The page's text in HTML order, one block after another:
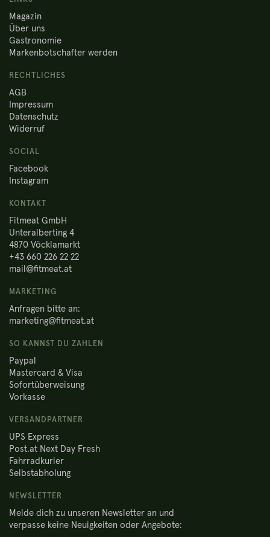
Magazin
Über uns
Gastronomie
Markenbotschafter werden
RECHTLICHES
AGB
Impressum
Datenschutz
Widerruf
SOCIAL
Facebook
Instagram
KONTAKT
Fitmeat GmbH
Unteralberting 4
4870 Vöcklamarkt
+43 660 226 22 22
mail@fitmeat.at
MARKETING
Anfragen bitte an:
marketing@fitmeat.at
SO KANNST DU ZAHLEN
Paypal
Mastercard & Visa
Sofortüberweisung
Vorkasse
VERSANDPARTNER
UPS Express
Post.at Next Day Fresh
Fahrradkurier
Selbstabholung
NEWSLETTER
Melde dich zu unseren Newsletter an und
verpasse keine Neuigkeiten oder Angebote: